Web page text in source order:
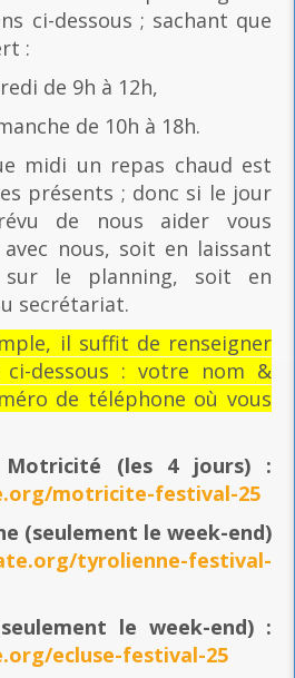
ci-dessous ; sachant que
:
de 9h à 12h,
de 10h à 18h.
midi un repas chaud est
présents ; donc si le jour
de nous aider vous
nous, soit en laissant
sur le planning, soit en
secrétariat.
il suffit de renseigner
dessous : votre nom &
de téléphone où vous
Motricité (les 4 jours) :
motricite-festival-25
(seulement le week-end)
tyrolienne-festival-
le week-end) :
ecluse-festival-25